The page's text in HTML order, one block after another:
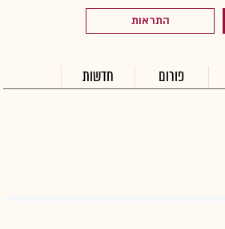
התראות
פורום חדשות